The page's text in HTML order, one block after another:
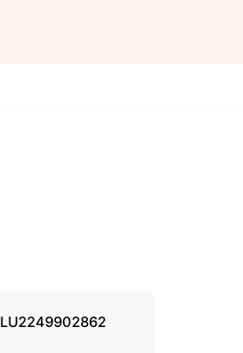
LU2249902862